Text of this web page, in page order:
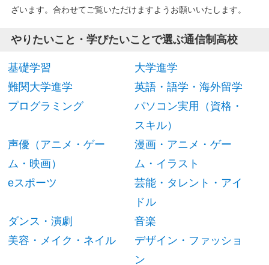
ざいます。合わせてご覧いただけますようお願いいたします。
やりたいこと・学びたいことで選ぶ通信制高校
基礎学習
大学進学
難関大学進学
英語・語学・海外留学
プログラミング
パソコン実用（資格・
スキル）
声優（アニメ・ゲー
ム・映画）
漫画・アニメ・ゲー
ム・イラスト
eスポーツ
芸能・タレント・アイ
ドル
ダンス・演劇
音楽
美容・メイク・ネイル
デザイン・ファッショ
ン